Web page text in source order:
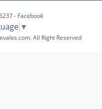
- Facebook
▼
All Right Reserved